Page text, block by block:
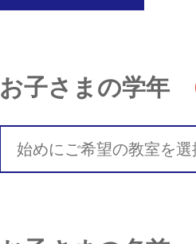
お子さまの学年